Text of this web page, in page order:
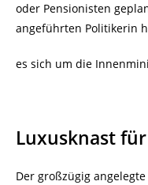
oder Pensionisten
angeführten Politikerin
es sich um die
Luxusknast
Der großzügig